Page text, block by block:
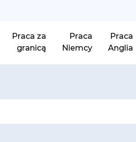
Praca za
granicą
Praca
Niemcy
Praca
Anglia